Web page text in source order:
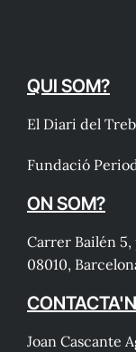
QUI SOM?
El Diari del
Fundació
ON SOM?
Carrer Bailén
08010,
Joan Cascante